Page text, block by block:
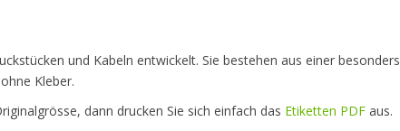
und Kabeln entwickelt. Sie bestehen aus einer besonders
Kleber.
dann drucken Sie sich einfach das Etiketten PDF aus.